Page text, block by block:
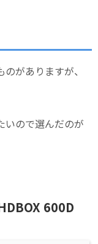
がありますが、
いので選んだのが
600D